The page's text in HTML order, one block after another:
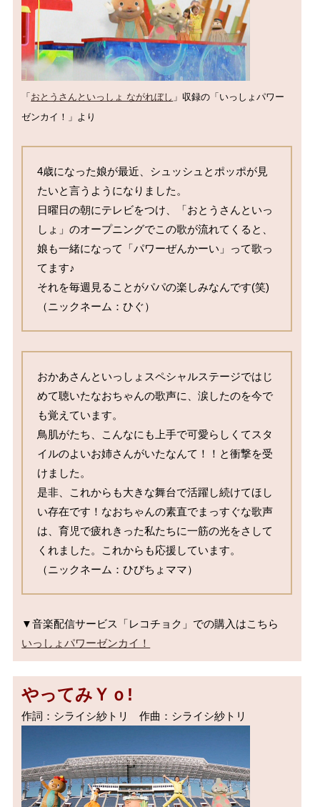
「 おとうさんといっしょ ながれぼし 」収録の「いっしょパワー
ゼンカイ！」より
4歳になった娘が最近、シュッシュとポッポが見
たいと言うようになりました。
日曜日の朝にテレビをつけ、「おとうさんといっ
しょ」のオープニングでこの歌が流れてくると、
娘も一緒になって「パワーぜんかーい」って歌っ
てます♪
それを毎週見ることがパパの楽しみなんです(笑)
（ニックネーム：ひぐ）
おかあさんといっしょスペシャルステージではじ
めて聴いたなおちゃんの歌声に、涙したのを今で
も覚えています。
鳥肌がたち、こんなにも上手で可愛らしくてスタ
イルのよいお姉さんがいたなんて！！と衝撃を受
けました。
是非、これからも大きな舞台で活躍し続けてほし
い存在です！なおちゃんの素直でまっすぐな歌声
は、育児で疲れきった私たちに一筋の光をさして
くれました。これからも応援しています。
（ニックネーム：ひびちょママ）
いっしょパワーゼンカイ！
やってみＹｏ!